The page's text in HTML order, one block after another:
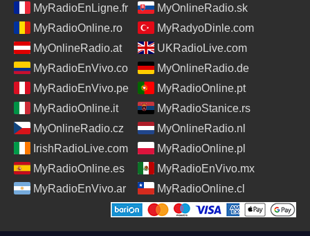
MyRadioEnLigne.fr
MyOnlineRadio.sk
MyRadioOnline.ro
MyRadyoDinle.com
MyOnlineRadio.at
UKRadioLive.com
MyRadioEnVivo.co
MyOnlineRadio.de
MyRadioEnVivo.pe
MyRadioOnline.pt
MyRadioOnline.it
MyRadioStanice.rs
MyOnlineRadio.cz
MyOnlineRadio.nl
IrishRadioLive.com
MyRadioOnline.pl
MyRadioOnline.es
MyRadioEnVivo.mx
MyRadioEnVivo.ar
MyRadioOnline.cl